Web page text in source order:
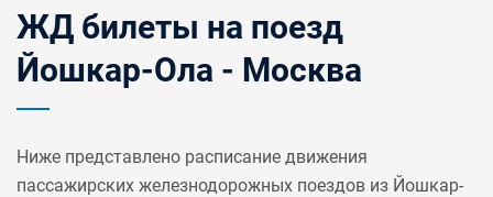
ЖД билеты на поезд
Йошкар-Ола - Москва
Ниже представлено расписание движения
пассажирских железнодорожных поездов из Йошкар-